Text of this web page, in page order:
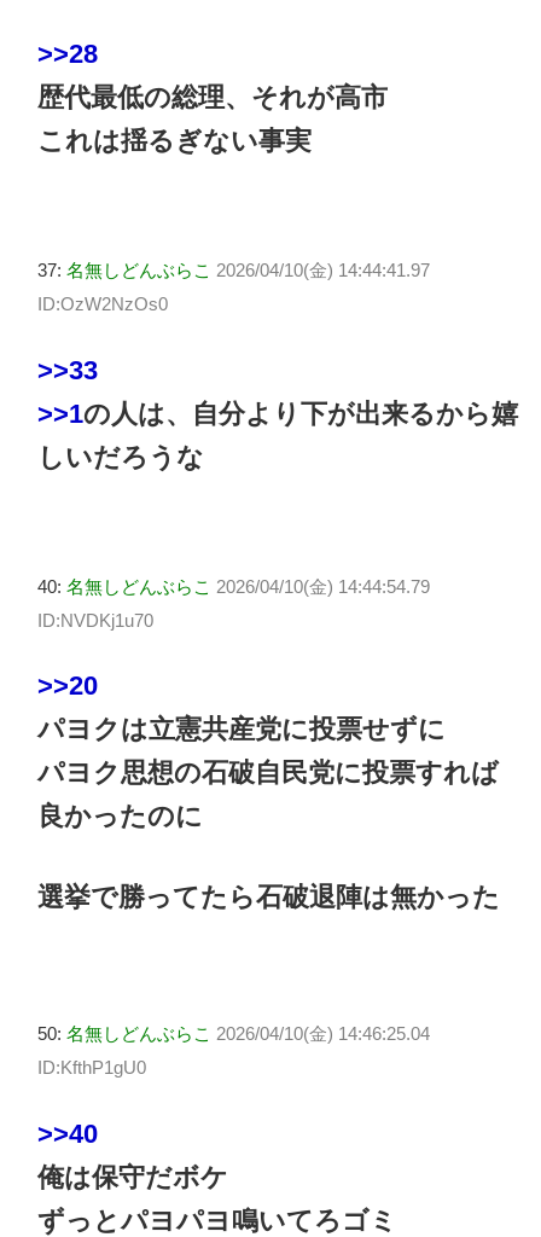
>>28
歴代最低の総理、それが高市
これは揺るぎない事実
37: 名無しどんぶらこ 2026/04/10(金) 14:44:41.97
ID:OzW2NzOs0
>>33
>>1の人は、自分より下が出来るから嬉
しいだろうな
40: 名無しどんぶらこ 2026/04/10(金) 14:44:54.79
ID:NVDKj1u70
>>20
パヨクは立憲共産党に投票せずに
パヨク思想の石破自民党に投票すれば
良かったのに
選挙で勝ってたら石破退陣は無かった
50: 名無しどんぶらこ 2026/04/10(金) 14:46:25.04
ID:KfthP1gU0
>>40
俺は保守だボケ
ずっとパヨパヨ鳴いてろゴミ